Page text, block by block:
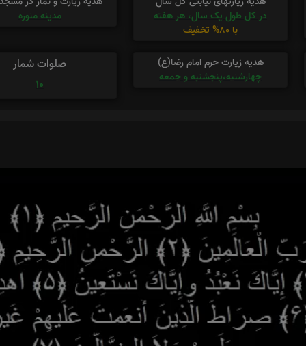
در کل طول یک سال، هر هفته
با 80% تخفیف
مدینه منوره
هدیه زیارت حرم امام رضا(ع)
چهارشنبه،پنجشنبه و جمعه
صلوات شمار
10